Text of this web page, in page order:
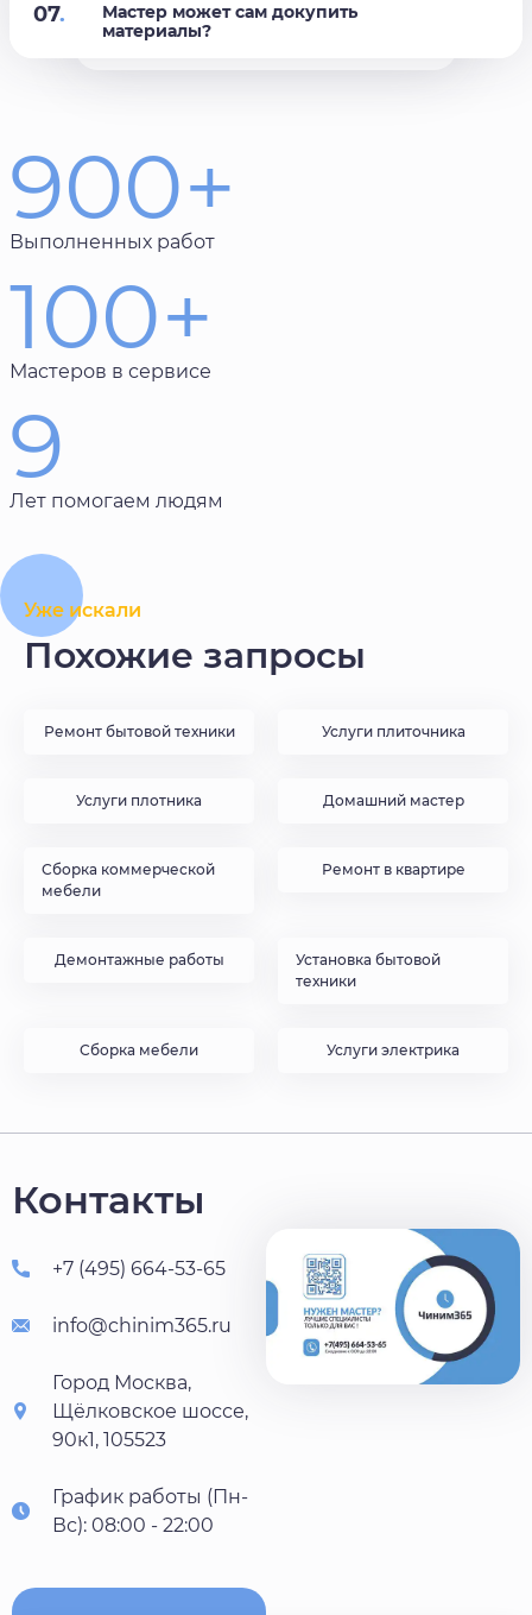
07.
Мастер может сам докупить
материалы?
900+
Выполненных работ
100+
Мастеров в сервисе
9
Лет помогаем людям
Уже искали
Похожие запросы
Ремонт бытовой техники Услуги плиточника
Услуги плотника Домашний мастер
Сборка коммерческой
мебели
Ремонт в квартире
Демонтажные работы
Установка бытовой
техники
Сборка мебели Услуги электрика
Контакты
+7 (495) 664-53-65
info@chinim365.ru
Город Москва,
Щёлковское шоссе,
90к1, 105523
График работы (Пн-
Вс): 08:00 - 22:00